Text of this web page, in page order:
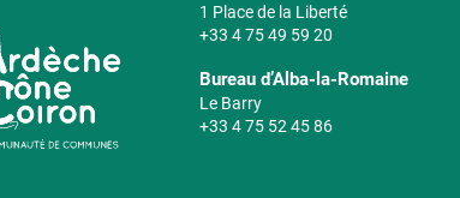
1 Place de la Liberté
+33 4 75 49 59 20
Bureau d’Alba-la-Romaine
Le Barry
+33 4 75 52 45 86